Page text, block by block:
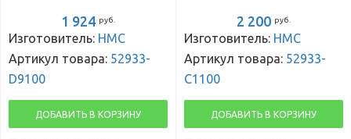
1 924 руб.
Изготовитель: HMC
Артикул товара: 52933-
D9100
ДОБАВИТЬ В КОРЗИНУ
2 200 руб.
Изготовитель: HMC
Артикул товара: 52933-
C1100
ДОБАВИТЬ В КОРЗИНУ